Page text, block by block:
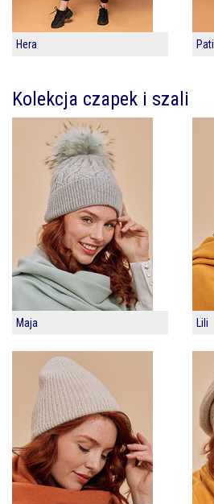
Hera Pati
Kolekcja czapek i szali
Maja Lili